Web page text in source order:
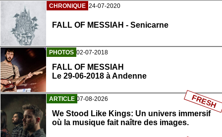
CHRONIQUE 24-07-2020
FALL OF MESSIAH - Senicarne
PHOTOS 02-07-2018
FALL OF MESSIAH
Le 29-06-2018 à Andenne
ARTICLE 07-08-2026
We Stood Like Kings: Un univers immersif
où la musique fait naître des images.
FRESH